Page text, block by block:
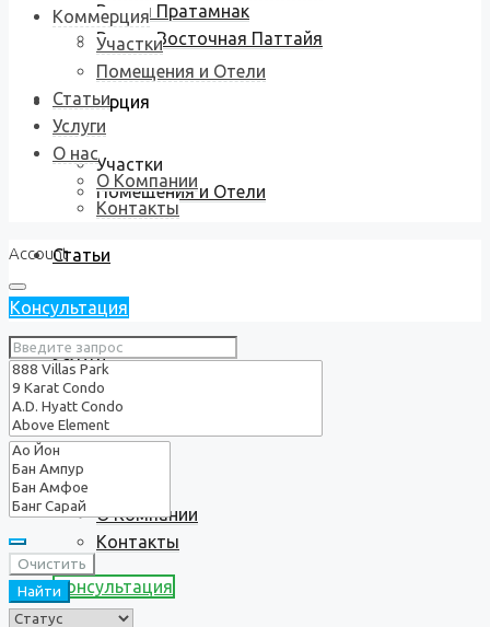
Виллы Пратамнак
Виллы Восточная Паттайя
Коммерция
Участки
Помещения и Отели
Статьи
Услуги
О нас
О Компании
Контакты
Консультация
Коммерция
Участки
Помещения и Отели
Статьи
Услуги
О нас
О Компании
Контакты
Account
Консультация
Очистить
Найти